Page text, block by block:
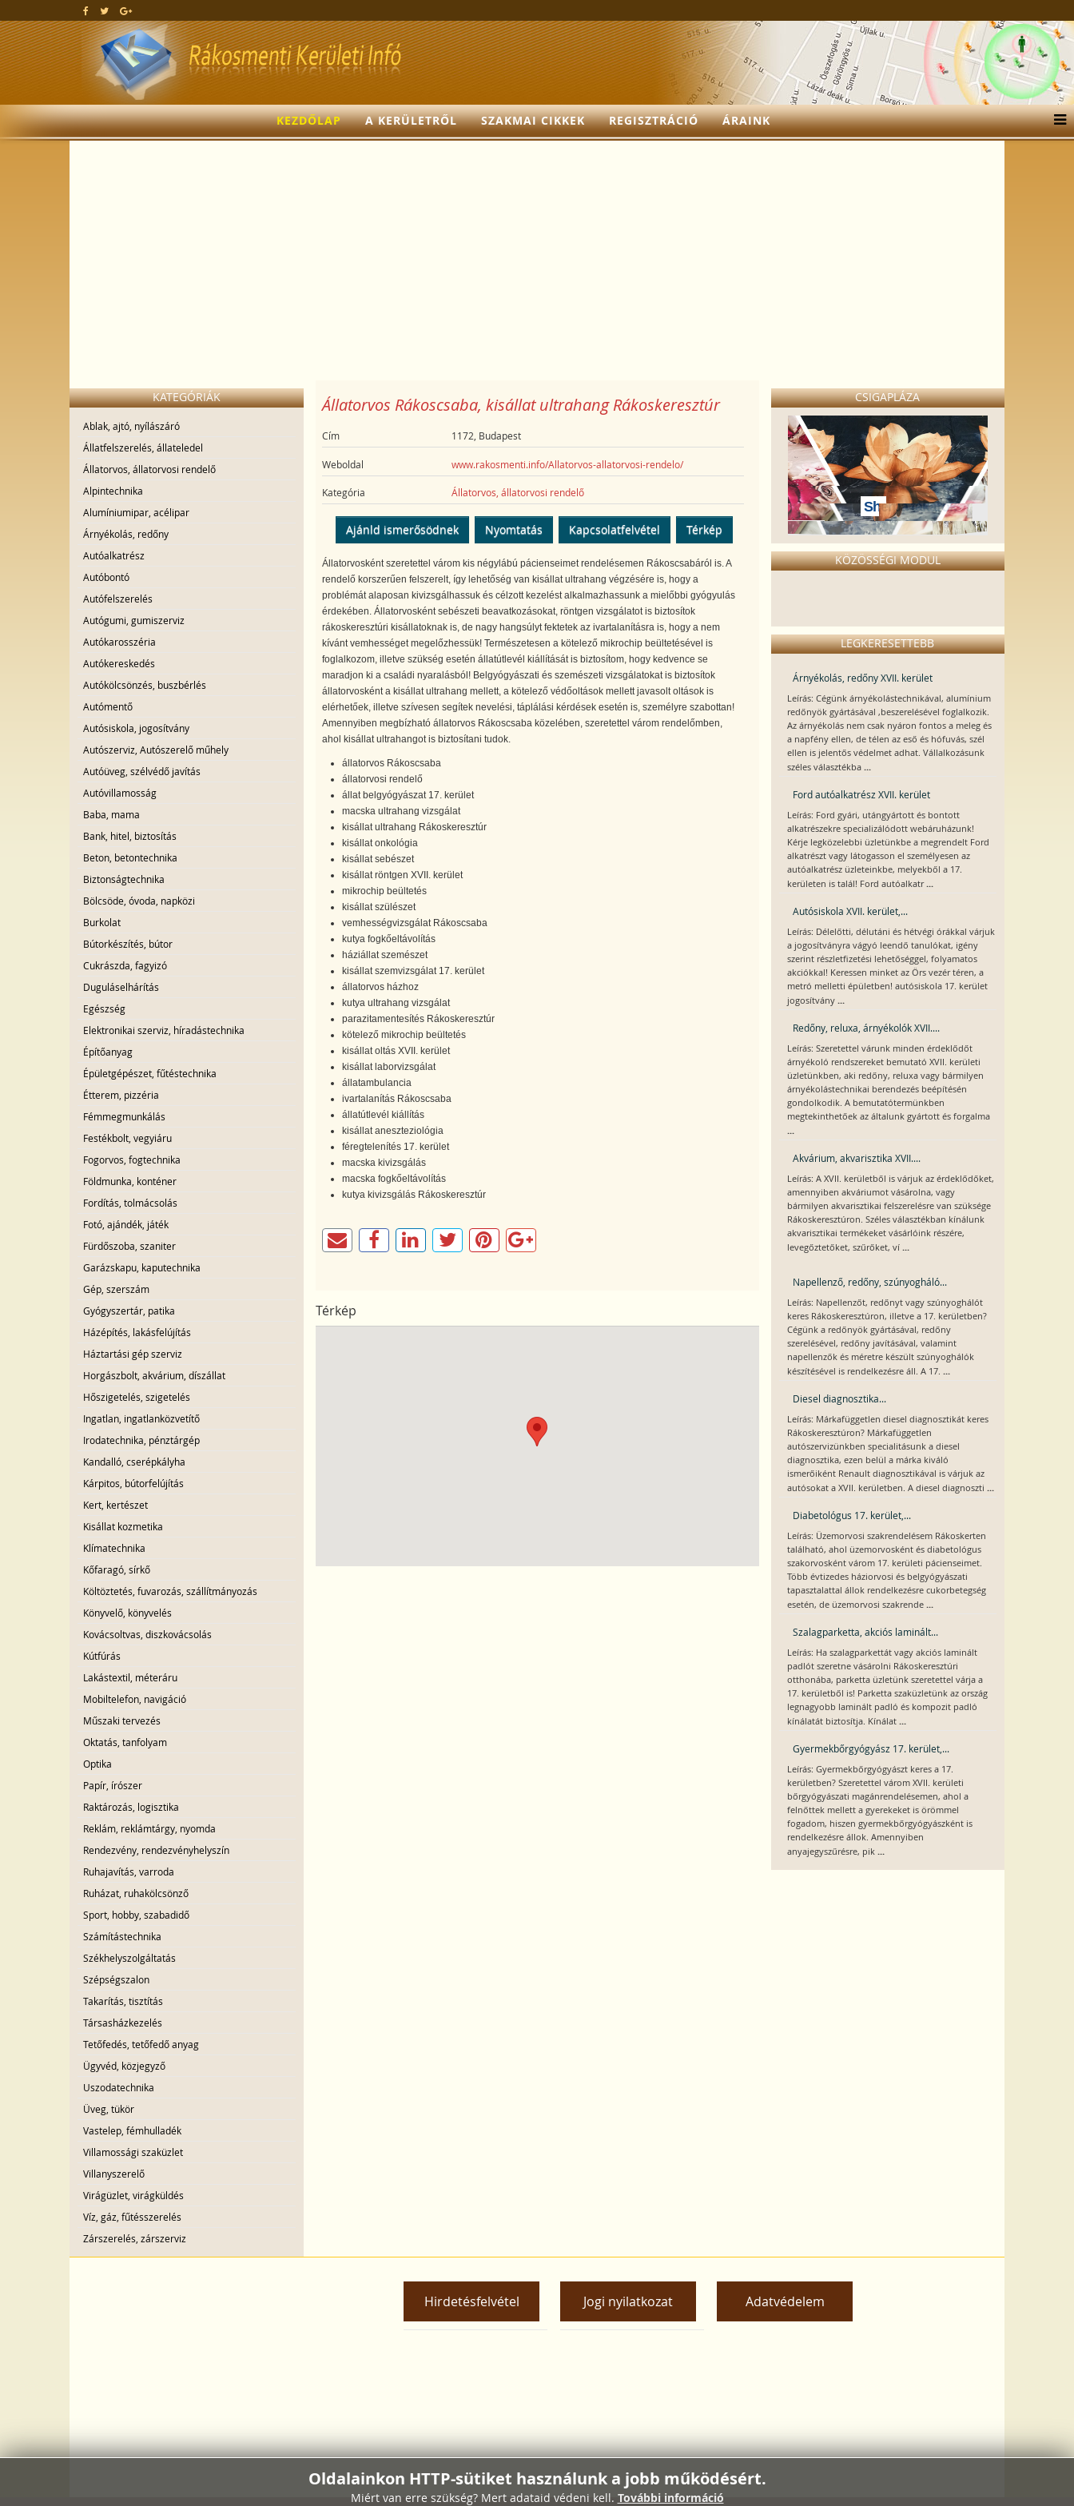
KEZDŐLAP A KERÜLETRŐL SZAKMAI CIKKEK REGISZTRÁCIÓ ÁRAINK
KATEGÓRIÁK
Ablak, ajtó, nyílászáró
Állatfelszerelés, állateledel
Állatorvos, állatorvosi rendelő
Alpintechnika
Alumíniumipar, acélipar
Árnyékolás, redőny
Autóalkatrész
Autóbontó
Autófelszerelés
Autógumi, gumiszerviz
Autókarosszéria
Autókereskedés
Autókölcsönzés, buszbérlés
Autómentő
Autósiskola, jogosítvány
Autószerviz, Autószerelő műhely
Autóüveg, szélvédő javítás
Autóvillamosság
Baba, mama
Bank, hitel, biztosítás
Beton, betontechnika
Biztonságtechnika
Bölcsöde, óvoda, napközi
Burkolat
Bútorkészítés, bútor
Cukrászda, fagyizó
Duguláselhárítás
Egészség
Elektronikai szerviz, híradástechnika
Építőanyag
Épületgépészet, fűtéstechnika
Étterem, pizzéria
Fémmegmunkálás
Festékbolt, vegyiáru
Fogorvos, fogtechnika
Földmunka, konténer
Fordítás, tolmácsolás
Fotó, ajándék, játék
Fürdőszoba, szaniter
Garázskapu, kaputechnika
Gép, szerszám
Gyógyszertár, patika
Házépítés, lakásfelújítás
Háztartási gép szerviz
Horgászbolt, akvárium, díszállat
Hőszigetelés, szigetelés
Ingatlan, ingatlanközvetítő
Irodatechnika, pénztárgép
Kandalló, cserépkályha
Kárpitos, bútorfelújítás
Kert, kertészet
Kisállat kozmetika
Klímatechnika
Kőfaragó, sírkő
Költöztetés, fuvarozás, szállítmányozás
Könyvelő, könyvelés
Kovácsoltvas, diszkovácsolás
Kútfúrás
Lakástextil, méteráru
Mobiltelefon, navigáció
Műszaki tervezés
Oktatás, tanfolyam
Optika
Papír, írószer
Raktározás, logisztika
Reklám, reklámtárgy, nyomda
Rendezvény, rendezvényhelyszín
Ruhajavítás, varroda
Ruházat, ruhakölcsönző
Sport, hobby, szabadidő
Számítástechnika
Székhelyszolgáltatás
Szépségszalon
Takarítás, tisztítás
Társasházkezelés
Tetőfedés, tetőfedő anyag
Ügyvéd, közjegyző
Uszodatechnika
Üveg, tükör
Vastelep, fémhulladék
Villamossági szaküzlet
Villanyszerelő
Virágüzlet, virágküldés
Víz, gáz, fűtésszerelés
Zárszerelés, zárszerviz
Állatorvos Rákoscsaba, kisállat ultrahang Rákoskeresztúr
Cím 1172, Budapest
Weboldal www.rakosmenti.info/Allatorvos-allatorvosi-rendelo/
Kategória Állatorvos, állatorvosi rendelő
Ajánld ismerősödnek Nyomtatás Kapcsolatfelvétel Térkép
Állatorvosként szeretettel várom kis négylábú pácienseimet rendelésemen Rákoscsabáról is. A
rendelő korszerűen felszerelt, így lehetőség van kisállat ultrahang végzésére is, hogy a
problémát alaposan kivizsgálhassuk és célzott kezelést alkalmazhassunk a mielőbbi gyógyulás
érdekében. Állatorvosként sebészeti beavatkozásokat, röntgen vizsgálatot is biztosítok
rákoskeresztúri kisállatoknak is, de nagy hangsúlyt fektetek az ivartalanításra is, hogy a nem
kívánt vemhességet megelőzhessük! Természetesen a kötelező mikrochip beültetésével is
foglalkozom, illetve szükség esetén állatútlevél kiállítását is biztosítom, hogy kedvence se
maradjon ki a családi nyaralásból! Belgyógyászati és szemészeti vizsgálatokat is biztosítok
állatorvosként a kisállat ultrahang mellett, a kötelező védőoltások mellett javasolt oltások is
elérhetőek, illetve szívesen segítek nevelési, táplálási kérdések esetén is, személyre szabottan!
Amennyiben megbízható állatorvos Rákoscsaba közelében, szeretettel várom rendelőmben,
ahol kisállat ultrahangot is biztosítani tudok.
állatorvos Rákoscsaba
állatorvosi rendelő
állat belgyógyászat 17. kerület
macska ultrahang vizsgálat
kisállat ultrahang Rákoskeresztúr
kisállat onkológia
kisállat sebészet
kisállat röntgen XVII. kerület
mikrochip beültetés
kisállat szülészet
vemhességvizsgálat Rákoscsaba
kutya fogkőeltávolítás
háziállat szemészet
kisállat szemvizsgálat 17. kerület
állatorvos házhoz
kutya ultrahang vizsgálat
parazitamentesítés Rákoskeresztúr
kötelező mikrochip beültetés
kisállat oltás XVII. kerület
kisállat laborvizsgálat
állatambulancia
ivartalanítás Rákoscsaba
állatútlevél kiállítás
kisállat aneszteziológia
féregtelenítés 17. kerület
macska kivizsgálás
macska fogkőeltávolítás
kutya kivizsgálás Rákoskeresztúr
Térkép
CSIGAPLÁZA
Sherpa takarók
KÖZÖSSÉGI MODUL
LEGKERESETTEBB
Árnyékolás, redőny XVII. kerület
Leírás: Cégünk árnyékolástechnikával, alumínium
redőnyök gyártásával ,beszerelésével foglalkozik.
Az árnyékolás nem csak nyáron fontos a meleg és
a napfény ellen, de télen az eső és hófuvás, szél
ellen is jelentős védelmet adhat. Vállalkozásunk
széles választékba ...
Ford autóalkatrész XVII. kerület
Leírás: Ford gyári, utángyártott és bontott
alkatrészekre specializálódott webáruházunk!
Kérje legközelebbi üzletünkbe a megrendelt Ford
alkatrészt vagy látogasson el személyesen az
autóalkatrész üzleteinkbe, melyekből a 17.
kerületen is talál! Ford autóalkatr...
Autósiskola XVII. kerület,...
Leírás: Délelőtti, délutáni és hétvégi órákkal várjuk
a jogosítványra vágyó leendő tanulókat, igény
szerint részletfizetési lehetőséggel, folyamatos
akciókkal! Keressen minket az Örs vezér téren, a
metró melletti épületben! autósiskola 17. kerület
jogosítvány ...
Redőny, reluxa, árnyékolók XVII....
Leírás: Szeretettel várunk minden érdeklődőt
árnyékoló rendszereket bemutató XVII. kerületi
üzletünkben, aki redőny, reluxa vagy bármilyen
árnyékolástechnikai berendezés beépítésén
gondolkodik. A bemutatótermünkben
megtekinthetőek az általunk gyártott és forgalma
...
Akvárium, akvarisztika XVII....
Leírás: A XVII. kerületből is várjuk az érdeklődőket,
amennyiben akváriumot vásárolna, vagy
bármilyen akvarisztikai felszerelésre van szüksége
Rákoskeresztúron. Széles választékban kínálunk
akvarisztikai termékeket vásárlóink részére,
levegőztetőket, szűrőket, ví ...
Napellenző, redőny, szúnyogháló...
Leírás: Napellenzőt, redőnyt vagy szúnyoghálót
keres Rákoskeresztúron, illetve a 17. kerületben?
Cégünk a redőnyök gyártásával, redőny
szerelésével, redőny javításával, valamint
napellenzők és méretre készült szúnyoghálók
készítésével is rendelkezésre áll. A 17. ...
Diesel diagnosztika...
Leírás: Márkafüggetlen diesel diagnosztikát keres
Rákoskeresztúron? Márkafüggetlen
autószervizünkben specialitásunk a diesel
diagnosztika, ezen belül a márka kiváló
ismerőiként Renault diagnosztikával is várjuk az
autósokat a XVII. kerületben. A diesel diagnoszti ...
Diabetológus 17. kerület,...
Leírás: Üzemorvosi szakrendelésem Rákoskerten
található, ahol üzemorvosként és diabetológus
szakorvosként várom 17. kerületi pácienseimet.
Több évtizedes háziorvosi és belgyógyászati
tapasztalattal állok rendelkezésre cukorbetegség
esetén, de üzemorvosi szakrende ...
Szalagparketta, akciós laminált...
Leírás: Ha szalagparkettát vagy akciós laminált
padlót szeretne vásárolni Rákoskeresztúri
otthonába, parketta üzletünk szeretettel várja a
17. kerületből is! Parketta szaküzletünk az ország
legnagyobb laminált padló és kompozit padló
kínálatát biztosítja. Kínálat ...
Gyermekbőrgyógyász 17. kerület,...
Leírás: Gyermekbőrgyógyászt keres a 17.
kerületben? Szeretettel várom XVII. kerületi
bőrgyógyászati magánrendelésemen, ahol a
felnőttek mellett a gyerekeket is örömmel
fogadom, hiszen gyermekbőrgyógyászként is
rendelkezésre állok. Amennyiben
anyajegyszűrésre, pik ...
Hirdetésfelvétel Jogi nyilatkozat Adatvédelem
Oldalainkon HTTP-sütiket használunk a jobb működésért.
Miért van erre szükség? Mert adataid védeni kell. További információ